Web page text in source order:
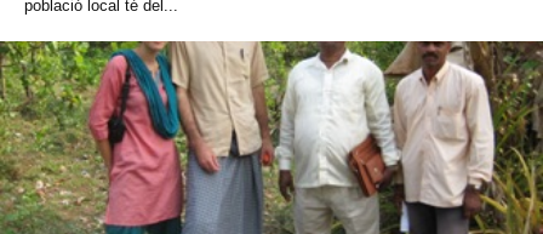
població local té del...